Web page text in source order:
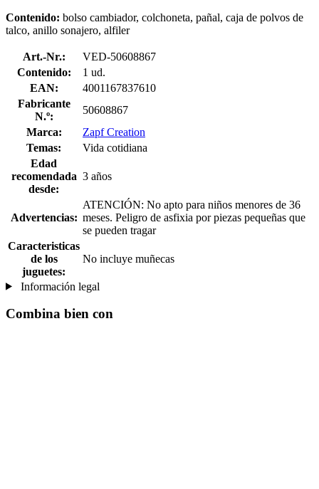
Contenido: bolso cambiador, colchoneta, pañal, caja de polvos de
talco, anillo sonajero, alfiler
Art.-Nr.:
VED-50608867
Contenido:
1 ud.
EAN:
4001167837610
Fabricante
N.º:
50608867
Marca:
Zapf Creation
Temas:
Vida cotidiana
Edad
recomendada
desde:
3 años
Advertencias:
ATENCIÓN: No apto para niños menores de 36
meses. Peligro de asfixia por piezas pequeñas que
se pueden tragar
Caracteristicas
de los
juguetes:
No incluye muñecas
Información legal
Combina bien con